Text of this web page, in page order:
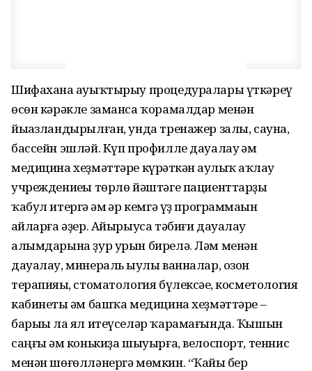
Шифахана һауыҡ­тырыу процедуралары үткәреү
өсөн кәрәкле заманса ҡорамалдар ме­нән
йыһазлан­дырылған, унда тренажер залы, сауна,
бассейн эшләй. Күп профилле дауалау һәм
медицина хеҙмәттәре күрһәткән һаулыҡ һаҡлау
учреждениеһы төрлө йәштәге пациенттарҙы
ҡабул итергә һәм һәр кемгә үҙ программаһын
һайларға әҙер. Айырыуса тәбиғи дауалау
алымдарына ҙур урын бирелә. Ләм менән
дауалау, минераль һыулы ванналар, озон
терапияһы, стоматология бүлексәһе, косметология
кабинеты һәм башҡа медицина хеҙмәттәре –
барыһы ла ял итеүселәр ҡарамағында. Ҡышын
саңғы һәм конькиҙа шыуырға, велоспорт, теннис
менән шөғөлләнергә мөмкин. “Ҡайһы бер